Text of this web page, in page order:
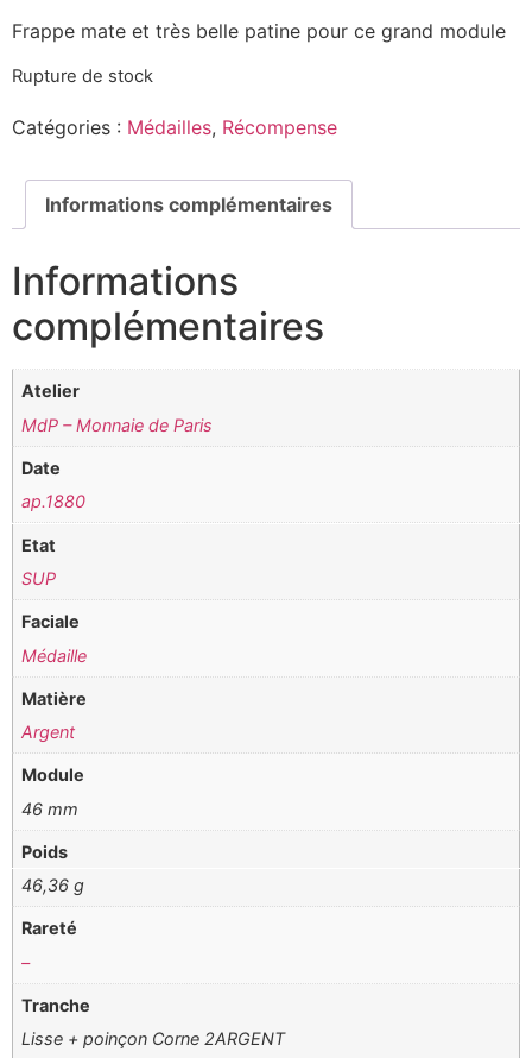
Frappe mate et très belle patine pour ce grand module
Rupture de stock
Catégories : Médailles, Récompense
Informations complémentaires
Informations
complémentaires
Atelier
MdP – Monnaie de Paris
Date
ap.1880
Etat
SUP
Faciale
Médaille
Matière
Argent
Module
46 mm
Poids
46,36 g
Rareté
–
Tranche
Lisse + poinçon Corne 2ARGENT